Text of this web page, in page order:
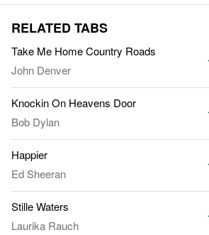
RELATED TABS
Take Me Home Country Roads
John Denver
Knockin On Heavens Door
Bob Dylan
Happier
Ed Sheeran
Stille Waters
Laurika Rauch